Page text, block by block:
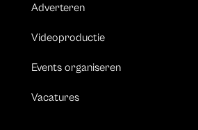
Adverteren
Videoproductie
Events organiseren
Vacatures